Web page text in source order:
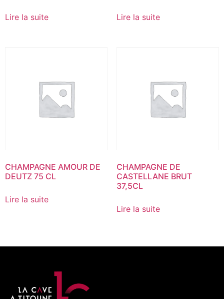
Lire la suite Lire la suite
CHAMPAGNE AMOUR DE
DEUTZ 75 CL
Lire la suite
CHAMPAGNE DE
CASTELLANE BRUT
37,5CL
Lire la suite